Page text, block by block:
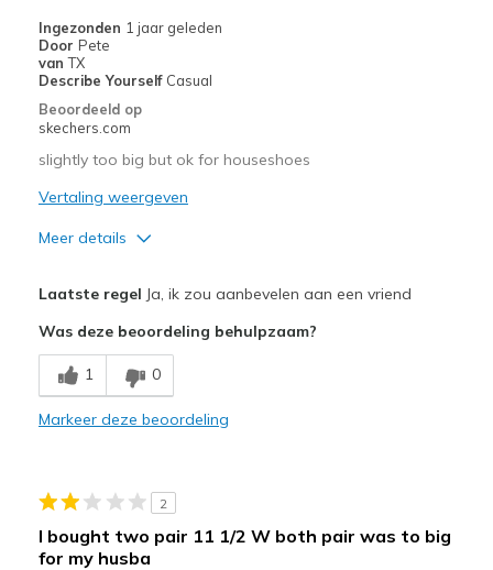
Going Out
Sizing
View On Shoes
I'm Into Shoes
Ingezonden 1 jaar geleden
Door Pete
van TX
Describe Yourself Casual
Beoordeeld op
skechers.com
slightly too big but ok for houseshoes
Vertaling weergeven
Meer details
Breathe Well
comfortable
Sizing
Feels half size too big
Laatste regel Ja, ik zou aanbevelen aan een vriend
Was deze beoordeling behulpzaam?
1 0
Markeer deze beoordeling
2
I bought two pair 11 1/2 W both pair was to big
for my husba